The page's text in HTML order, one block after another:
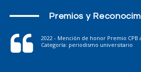
Premios y
2022 - Mención de honor Premio
Categoría: periodismo universitario